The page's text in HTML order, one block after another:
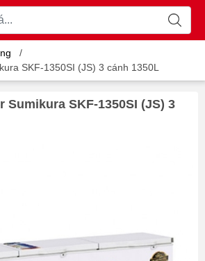
/
SKF-1350SI (JS) 3 cánh 1350L
Sumikura SKF-1350SI (JS) 3